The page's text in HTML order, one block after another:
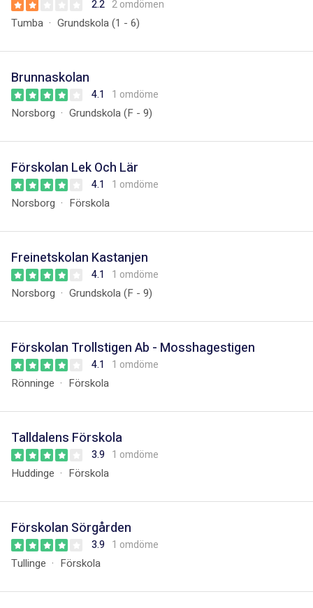
2.2 2 omdömen
Tumba Grundskola (1 - 6)
Brunnaskolan
4.1 1 omdöme
Norsborg Grundskola (F - 9)
Förskolan Lek Och Lär
4.1 1 omdöme
Norsborg Förskola
Freinetskolan Kastanjen
4.1 1 omdöme
Norsborg Grundskola (F - 9)
Förskolan Trollstigen Ab - Mosshagestigen
4.1 1 omdöme
Rönninge Förskola
Talldalens Förskola
3.9 1 omdöme
Huddinge Förskola
Förskolan Sörgården
3.9 1 omdöme
Tullinge Förskola